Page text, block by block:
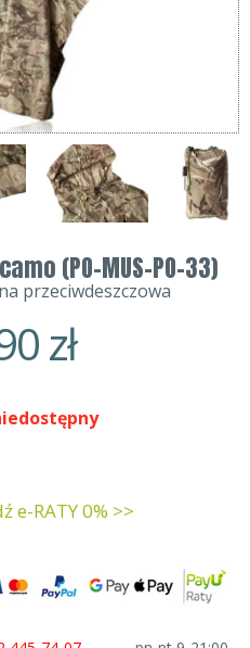
(PO-MUS-PO-33)
przeciwdeszczowa
zł
e-RATY 0% >>